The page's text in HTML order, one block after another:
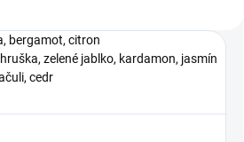
bergamot, citron
zelené jablko, kardamon, jasmín
cedr